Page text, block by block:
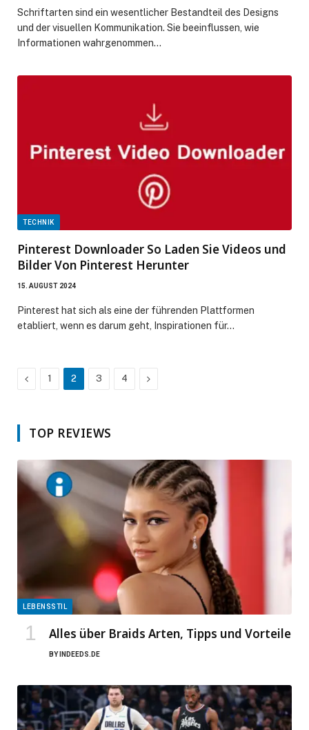
Schriftarten sind ein wesentlicher Bestandteil des Designs
und der visuellen Kommunikation. Sie beeinflussen, wie
Informationen wahrgenommen…
TECHNIK
Pinterest Downloader So Laden Sie Videos und
Bilder Von Pinterest Herunter
15. AUGUST 2024
Pinterest hat sich als eine der führenden Plattformen
etabliert, wenn es darum geht, Inspirationen für…
Previous
1 2 3 4 Next
TOP REVIEWS
LEBENSSTIL
Alles über Braids Arten, Tipps und Vorteile
BY INDEEDS.DE